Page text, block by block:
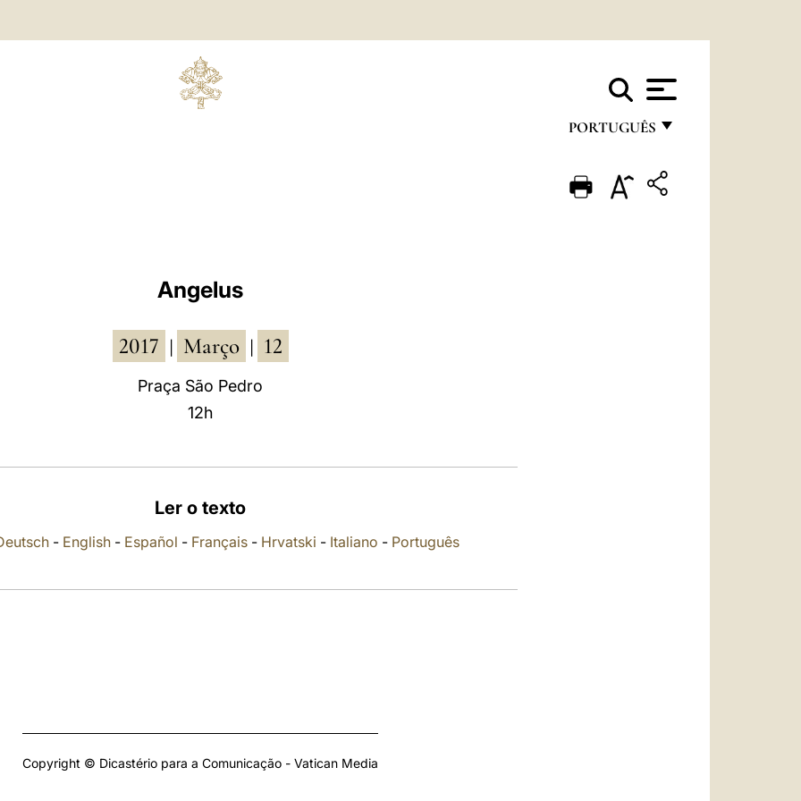
PORTUGUÊS
ENGLISH
Angelus
2017 Março 12
Praça São Pedro
12h
Ler o texto
- English- Español - Français- Hrvatski - Italiano - Português
Copyright © Dicastério para a Comunicação - Vatican Media